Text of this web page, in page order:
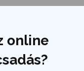
online